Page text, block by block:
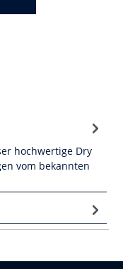
hochwertige Dry
vom bekannten